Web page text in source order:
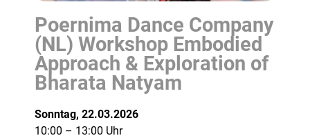
Poernima Dance Company
(NL) Workshop Embodied
Approach & Exploration of
Bharata Natyam
Sonntag, 22.03.2026
10:00 – 13:00 Uhr